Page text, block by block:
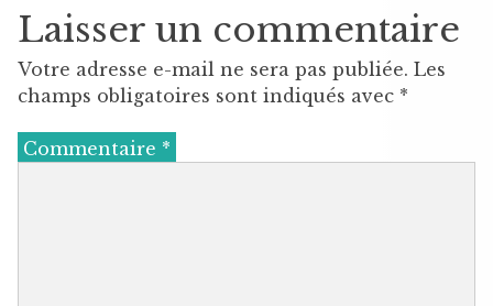
Laisser un commentaire
Votre adresse e-mail ne sera pas publiée. Les
champs obligatoires sont indiqués avec *
Commentaire *